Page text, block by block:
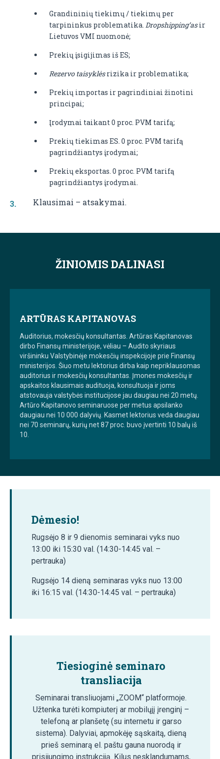
Grandininių tiekimų / tiekimų per
tarpininkus problematika. Dropshipping’asir
Lietuvos VMI nuomonė;
Prekių įsigijimas iš ES;
Rezervo taisyklėsrizika ir problematika;
Prekių importas ir pagrindiniai žinotini
principai;
Įrodymai taikant 0 proc. PVM tarifą;
Prekių tiekimas ES. 0 proc. PVM tarifą
pagrindžiantys įrodymai;
Prekių eksportas. 0 proc. PVM tarifą
pagrindžiantys įrodymai.
Klausimai – atsakymai.
ŽINIOMIS DALINASI
ARTŪRAS KAPITANOVAS
Auditorius, mokesčių konsultantas. Artūras Kapitanovas
dirbo Finansų ministerijoje, vėliau – Audito skyriaus
viršininku Valstybinėje mokesčių inspekcijoje prie Finansų
ministerijos. Šiuo metu lektorius dirba kaip nepriklausomas
auditorius ir mokesčių konsultantas. Įmones mokesčių ir
apskaitos klausimais audituoja, konsultuoja ir joms
atstovauja valstybės institucijose jau daugiau nei 20 metų.
Artūro Kapitanovo seminaruose per metus apsilanko
daugiau nei 10 000 dalyvių. Kasmet lektorius veda daugiau
nei 70 seminarų, kurių net 87 proc. buvo įvertinti 10 balų iš
10.
Dėmesio!
Rugsėjo 8 ir 9 dienomis seminarai vyks nuo
13:00 iki 15:30 val. (14:30-14:45 val. –
pertrauka)
Rugsėjo 14 dieną seminaras vyks nuo 13:00
iki 16:15 val. (14:30-14:45 val. – pertrauka)
Tiesioginė seminaro
transliacija
Seminarai transliuojami „ZOOM“ platformoje.
Užtenka turėti kompiuterį ar mobilųjį įrenginį –
telefoną ar planšetę (su internetu ir garso
sistema). Dalyviai, apmokėję sąskaitą, dieną
prieš seminarą el. paštu gauna nuorodą ir
prisijungimo instrukciją. Kilus nesklandumams,